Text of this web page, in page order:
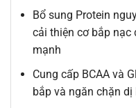
Bổ sung Protein
cải thiện cơ bắp nạc
mạnh
Cung cấp BCAA và
bắp và ngăn chặn dị